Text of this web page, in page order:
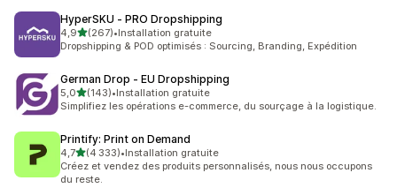
HyperSKU ‑ PRO Dropshipping
4,9étoile(s) sur 5
(267)
267 avis au total
•Installation gratuite
Dropshipping & POD optimisés : Sourcing, Branding, Expédition
German Drop ‑ EU Dropshipping
5,0étoile(s) sur 5
(143)
143 avis au total
•Installation gratuite
Simplifiez les opérations e-commerce, du sourçage à la logistique.
Printify: Print on Demand
4,7étoile(s) sur 5
(4 333)
4333 avis au total
•Installation gratuite
Créez et vendez des produits personnalisés, nous nous occupons
du reste.